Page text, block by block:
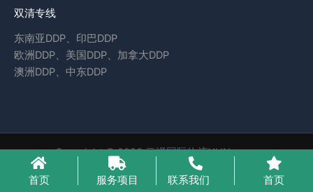
双清专线
东南亚DDP、印巴DDP
欧洲DDP、美国DDP、加拿大DDP
澳洲DDP、中东DDP
Copyright © 2026 云泽国际物流YUNcargo
粤ICP备2023046221号-1
首页 服务项目 联系我们 首页